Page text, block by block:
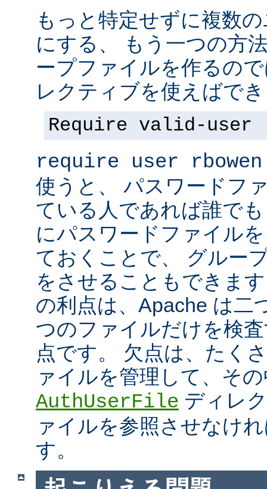
もっと特定せずに複数
にする、 もう一つの方
ープファイルを作るの
レクティブを使えばで
Require valid-user
require user rbowen
使うと、 パスワードフ
ている人であれば誰で
にパスワードファイル
ておくことで、 グルー
をさせることもできま
の利点は、Apache は二
つのファイルだけを検
点です。 欠点は、たく
ァイルを管理して、そ
AuthUserFile ディレ
ァイルを参照させなけ
す。